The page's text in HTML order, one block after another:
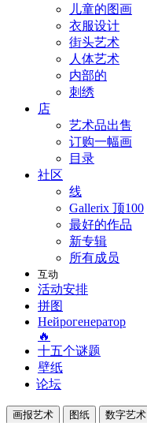
儿童的图画
衣服设计
街头艺术
人体艺术
内部的
刺绣
店
艺术品出售
订购一幅画
目录
社区
线
Gallerix 顶100
最好的作品
新专辑
所有成员
互动
活动安排
拼图
Нейрогенератор
🔥
十五个谜题
壁纸
论坛
画报艺术 图纸 数字艺术